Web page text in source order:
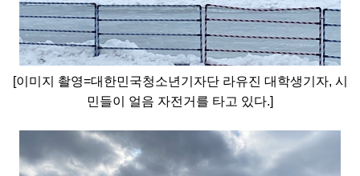
[이미지 촬영=대한민국청소년기자단 라유진 대학생기자, 시
민들이 얼음 자전거를 타고 있다.]